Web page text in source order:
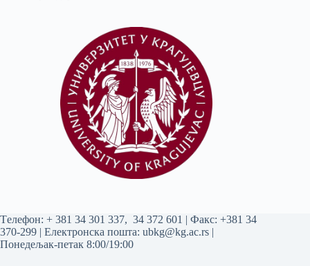
Tелефон: + 381 34 301 337, 34 372 601 | Факс: +381 34
370-299 | Електронска пошта: ubkg@kg.ac.rs |
Понедељак-петак 8:00/19:00